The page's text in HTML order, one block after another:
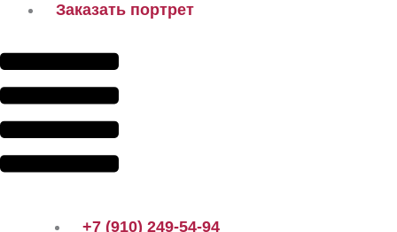
Заказать портрет
+7 (910) 249-54-94